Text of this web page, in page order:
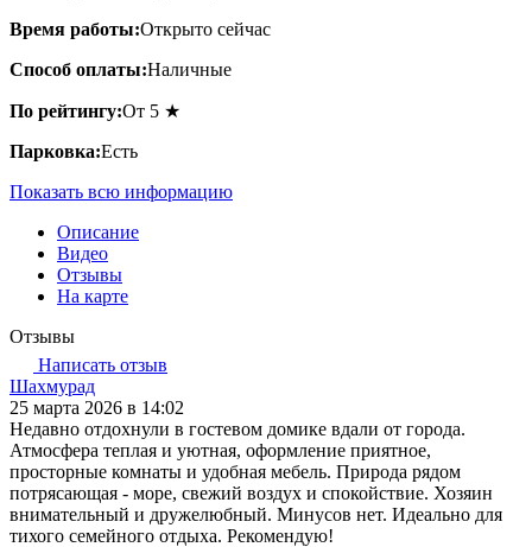
Время работы:Открыто сейчас
Способ оплаты:Наличные
По рейтингу:От 5 ★
Парковка:Есть
Показать всю информацию
Описание
Видео
Отзывы
На карте
Отзывы
Написать отзыв
Шахмурад
25 марта 2026 в 14:02
Недавно отдохнули в гостевом домике вдали от города.
Атмосфера теплая и уютная, оформление приятное,
просторные комнаты и удобная мебель. Природа рядом
потрясающая - море, свежий воздух и спокойствие. Хозяин
внимательный и дружелюбный. Минусов нет. Идеально для
тихого семейного отдыха. Рекомендую!